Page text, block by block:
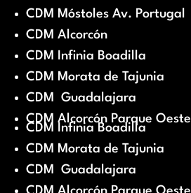
CDM Móstoles Av. Portugal
CDM Alcorcón
CDM Infinia Boadilla
CDM Morata de Tajunia
CDM Guadalajara
CDM Alcorcón Parque Oeste
CDM Infinia Boadilla
CDM Morata de Tajunia
CDM Guadalajara